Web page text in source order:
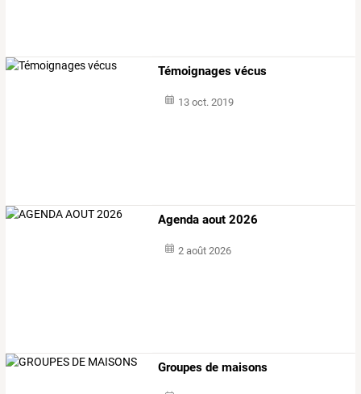
Témoignages vécus
13 oct. 2019
Agenda aout 2026
2 août 2026
Groupes de maisons